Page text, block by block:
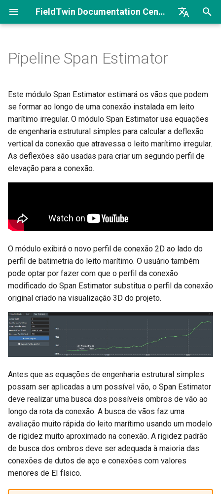
FieldTwin Documentation Center
Brazilian Portuguese
i
a
i
d
o
a
e
s
q
s
Bem-vindo
Introdução
Arquitetura
Biblioteca de ativos
Ferramenta de Animação de
Câmera
Perfil da Conexão
Connection Types (Tipos de
conexão)
Módulo de custos
O Dashboard (Painel)
Menu Export (Exportar)
Menu Import (Importar)
Importação/exportação do
AutoCAD
Sistema de metadados
Organização (Administrador
de TI)
Introdução
Configurações da conta
Licença de campo e parceiro
Integrations (Integrações)
Metadados
User Roles (Funções do
Users (Usuários)
Workflow
Introdução
Sobre
Introdução
Primeiras etapas
Metadados e Collaborate
Fluxo de processos
Segurança
About (Sobre)
Parâmetros
Comandos do Span Estimator
Estimate Span (Estimar vão)
Perfil de exportação
Pressupostos e limitações
Bem-vindo ao portal do
Connections (Conexões)
Pipeline Span Estimator
Este módulo Span Estimator estimará os vãos que podem
se formar ao longo de uma conexão instalada em leito
marítimo irregular. O módulo Span Estimator usa equações
de engenharia estrutural simples para calcular a deflexão
vertical da conexão que atravessa o leito marítimo irregular.
As deflexões são usadas para criar um segundo perfil de
elevação para a conexão.
O módulo exibirá o novo perfil de conexão 2D ao lado do
perfil de batimetria do leito marítimo. O usuário também
pode optar por fazer com que o perfil da conexão
modificado do Span Estimator substitua o perfil da conexão
original criado na visualização 3D do projeto.
Antes que as equações de engenharia estrutural simples
possam ser aplicadas a um possível vão, o Span Estimator
deve realizar uma busca dos possíveis ombros de vão ao
longo da rota da conexão. A busca de vãos faz uma
avaliação muito rápida do leito marítimo usando um modelo
de rigidez muito aproximado na conexão. A rigidez padrão
de busca dos ombros deve ser adequada à maioria das
conexões de dutos de aço e conexões com valores
menores de EI físico.